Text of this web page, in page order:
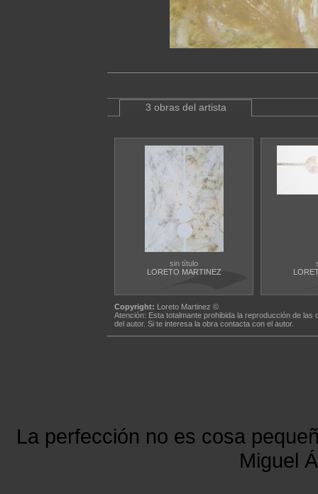
3 obras del artista
sin título
LORETO MARTINEZ
Copyright: Loreto Martinez ©
Atención: Esta totalmante prohibida la reproducción de
del autor. Si te interesa la obra contacta con el autor.
La perfección no es cosa
Miguel